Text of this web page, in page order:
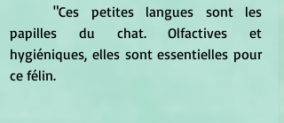
	"Ces petites langues sont les
papilles du chat. Olfactives et
hygiéniques, elles sont essentielles pour
ce félin.